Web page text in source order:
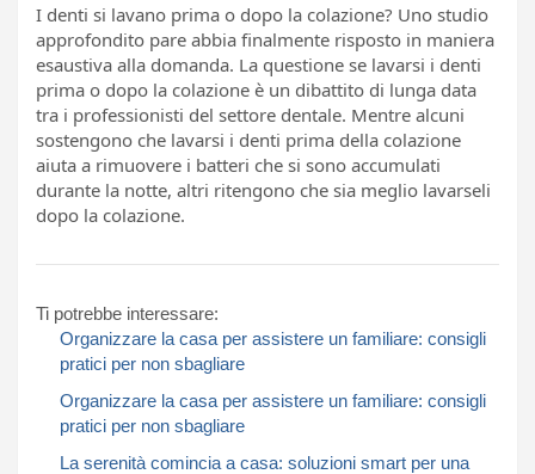
I denti si lavano prima o dopo la colazione? Uno studio
approfondito pare abbia finalmente risposto in maniera
esaustiva alla domanda. La questione se lavarsi i denti
prima o dopo la colazione è un dibattito di lunga data
tra i professionisti del settore dentale. Mentre alcuni
sostengono che lavarsi i denti prima della colazione
aiuta a rimuovere i batteri che si sono accumulati
durante la notte, altri ritengono che sia meglio lavarseli
dopo la colazione.
Ti potrebbe interessare:
Organizzare la casa per assistere un familiare: consigli
pratici per non sbagliare
Organizzare la casa per assistere un familiare: consigli
pratici per non sbagliare
La serenità comincia a casa: soluzioni smart per una